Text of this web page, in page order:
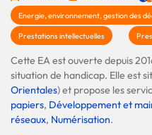
Energie, environnement, gestion des
Prestations intellectuelles
Cette EA est ouverte depuis
situation de handicap. Elle est
Orientales) et propose les
papiers, Développement et
réseaux, Numérisation.